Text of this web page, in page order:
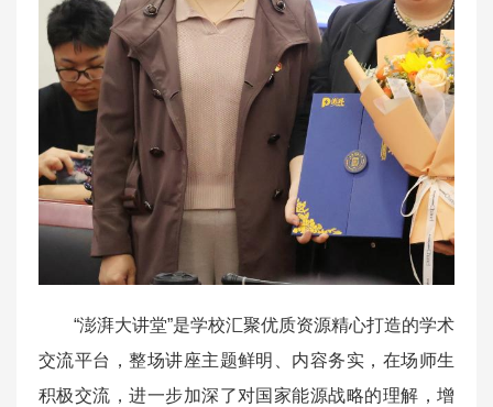
“澎湃大讲堂”是学校汇聚优质资源精心打造的学术
交流平台，整场讲座主题鲜明、内容务实，在场师生
积极交流，进一步加深了对国家能源战略的理解，增